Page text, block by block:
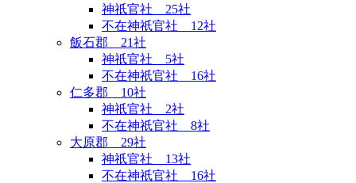
神祇官社 25社
不在神祇官社 12社
飯石郡 21社
神祇官社 5社
不在神祇官社 16社
仁多郡 10社
神祇官社 2社
不在神祇官社 8社
大原郡 29社
神祇官社 13社
不在神祇官社 16社